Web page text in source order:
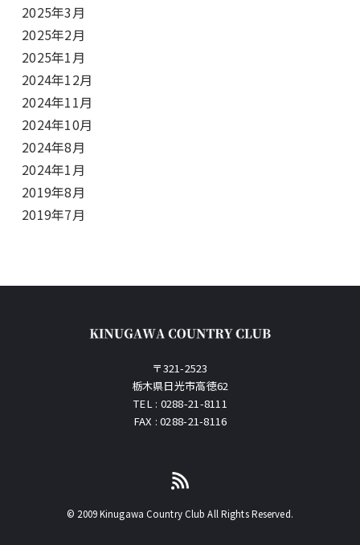
2025年3月
2025年2月
2025年1月
2024年12月
2024年11月
2024年10月
2024年8月
2024年1月
2019年8月
2019年7月
〒321-2523
栃木県日光市高徳62
TEL : 0288-21-8111
FAX : 0288-21-8116
© 2009 Kinugawa Country Club All Rights Reserved.